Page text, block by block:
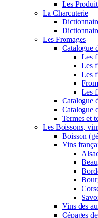
Les
La Charcuterie
Les Fromages
Catalogue
Les
Les
Les
Les
Catalogue
Catalogue
Termes et
Les Boissons,
Boisson
Vins
Vins des
Cépages